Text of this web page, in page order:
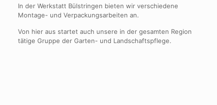
In der Werkstatt Bülstringen bieten wir verschiedene
Montage- und Verpackungsarbeiten an.
Von hier aus startet auch unsere in der gesamten Region
tätige Gruppe der Garten- und Landschaftspflege.